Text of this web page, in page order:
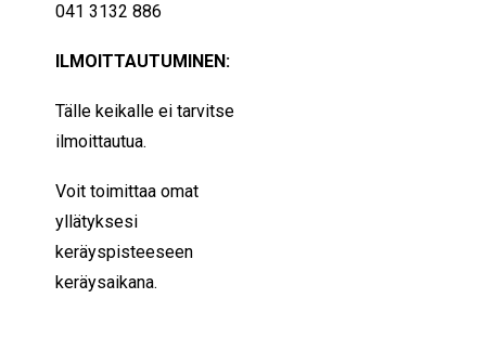
041 3132 886
ILMOITTAUTUMINEN:
Tälle keikalle ei tarvitse
ilmoittautua.
Voit toimittaa omat
yllätyksesi
keräyspisteeseen
keräysaikana.